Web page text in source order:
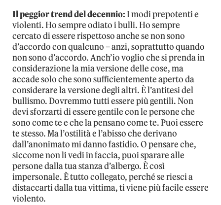
Il peggior trend del decennio:I modi prepotenti e
violenti. Ho sempre odiato i bulli. Ho sempre
cercato di essere rispettoso anche se non sono
d’accordo con qualcuno – anzi, soprattutto quando
non sono d’accordo. Anch’io voglio che si prenda in
considerazione la mia versione delle cose, ma
accade solo che sono sufficientemente aperto da
considerare la versione degli altri. È l’antitesi del
bullismo. Dovremmo tutti essere più gentili. Non
devi sforzarti di essere gentile con le persone che
sono come te e che la pensano come te. Puoi essere
te stesso. Ma l’ostilità e l’abisso che derivano
dall’anonimato mi danno fastidio. O pensare che,
siccome non li vedi in faccia, puoi sparare alle
persone dalla tua stanza d’albergo. È così
impersonale. È tutto collegato, perché se riesci a
distaccarti dalla tua vittima, ti viene più facile essere
violento.